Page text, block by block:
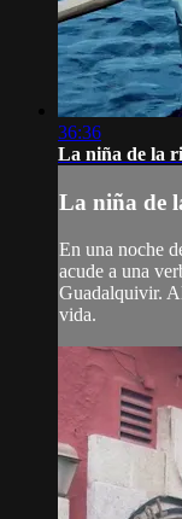
36:36
La niña de la
La niña de
En una noche
acude a una
Guadalquivir.
vida.